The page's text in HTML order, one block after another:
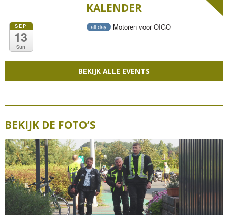
a
v
i
o
n
KALENDER
SEP
13
Sun
all-day Motoren voor OIGO
BEKIJK ALLE EVENTS
BEKIJK DE FOTO’S